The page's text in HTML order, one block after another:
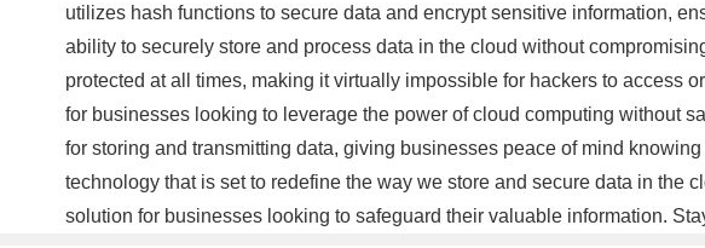
utilizes hash functions to secure data and encrypt sensitive information,
ability to securely store and process data in the cloud without
protected at all times, making it virtually impossible for hackers to access
for businesses looking to leverage the power of cloud computing without
for storing and transmitting data, giving businesses peace of mind
technology that is set to redefine the way we store and secure data in the
solution for businesses looking to safeguard their valuable information.